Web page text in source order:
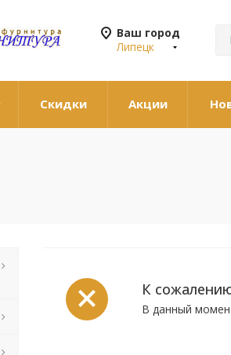
Ваш город
Липецк
Скидки Акции
К
В данный